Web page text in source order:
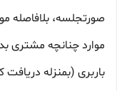
صورتجلسه، بلافاصله
موارد چنانچه مشتری
باربری (بمنزله